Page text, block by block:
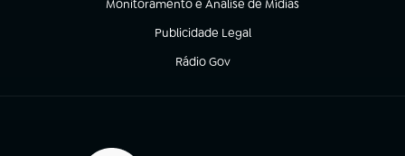
Monitoramento e Análise de Mídias
(abre em nova aba)
Publicidade Legal
(abre em nova aba)
Rádio Gov
(abre em nova aba)